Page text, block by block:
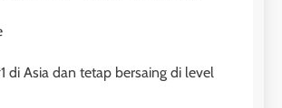
di Asia dan tetap bersaing di level